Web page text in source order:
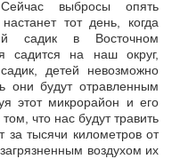
выбросы опять
тот день, когда
садик в Восточном
садится на наш округ,
детей невозможно
они будут отравленным
этот микрорайон и его
что нас будут травить
за тысячи километров от
воздухом их